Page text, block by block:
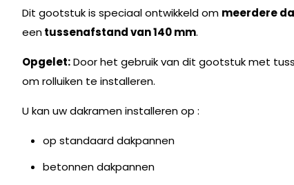
Dit gootstuk is speciaal ontwikkeld om meerdere
eentussenafstand van 140 mm.
Opgelet:Door het gebruik van dit gootstuk met
om rolluiken te installeren.
U kan uw dakramen installeren op :
op standaard dakpannen
betonnen dakpannen